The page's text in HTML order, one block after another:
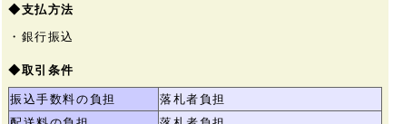
◆支払方法
・銀行振込
◆取引条件
振込手数料の負担
落札者負担